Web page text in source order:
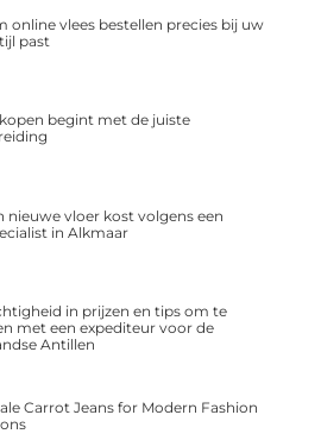
online vlees bestellen precies bij uw
past
begint met de juiste
nieuwe vloer kost volgens een
in Alkmaar
in prijzen en tips om te
met een expediteur voor de
Antillen
Carrot Jeans for Modern Fashion